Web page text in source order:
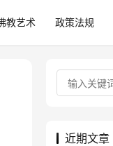
教艺术 政策法规
近期文章